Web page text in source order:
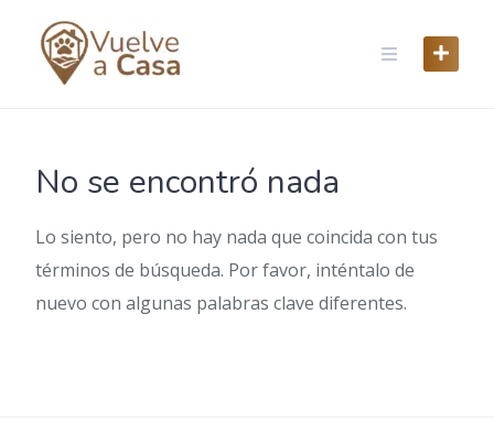
content
No se encontró nada
Lo siento, pero no hay nada que coincida con tus
términos de búsqueda. Por favor, inténtalo de
nuevo con algunas palabras clave diferentes.